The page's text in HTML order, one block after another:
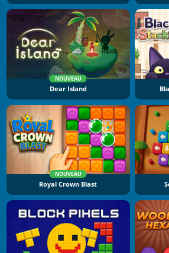
NOUVEAU
Dear Island
NOUVEAU
Royal Crown Blast